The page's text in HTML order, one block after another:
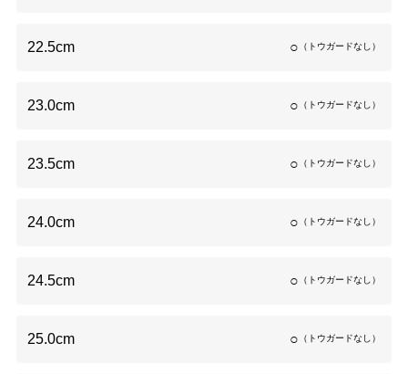
22.5cm （トウガードなし）
○
23.0cm （トウガードなし）
○
23.5cm （トウガードなし）
○
24.0cm （トウガードなし）
○
24.5cm （トウガードなし）
○
25.0cm （トウガードなし）
○